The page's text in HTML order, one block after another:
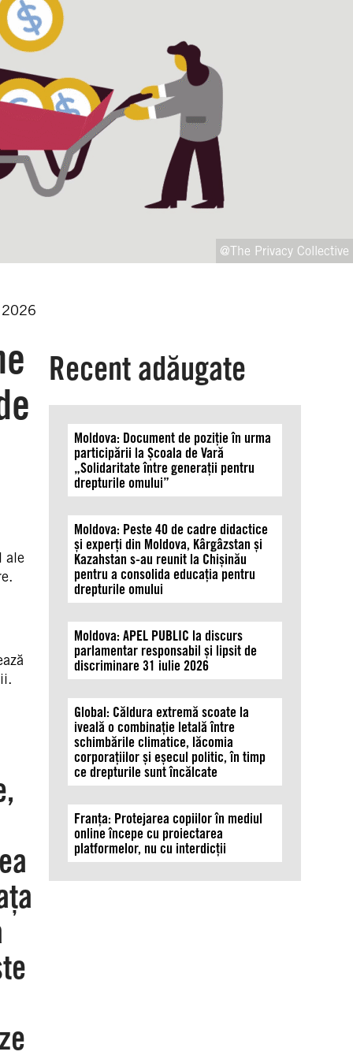
@The Privacy Collective
ale
Recent adăugate
Moldova: Document de poziție în urma
participării la Școala de Vară
„Solidaritate între generații pentru
drepturile omului”
Moldova: Peste 40 de cadre didactice
și experți din Moldova, Kârgâzstan și
Kazahstan s-au reunit la Chișinău
pentru a consolida educația pentru
drepturile omului
Moldova: APEL PUBLIC la discurs
parlamentar responsabil și lipsit de
discriminare 31 iulie 2026
Global: Căldura extremă scoate la
iveală o combinație letală între
schimbările climatice, lăcomia
corporațiilor și eșecul politic, în timp
ce drepturile sunt încălcate
Franța: Protejarea copiilor în mediul
online începe cu proiectarea
platformelor, nu cu interdicții